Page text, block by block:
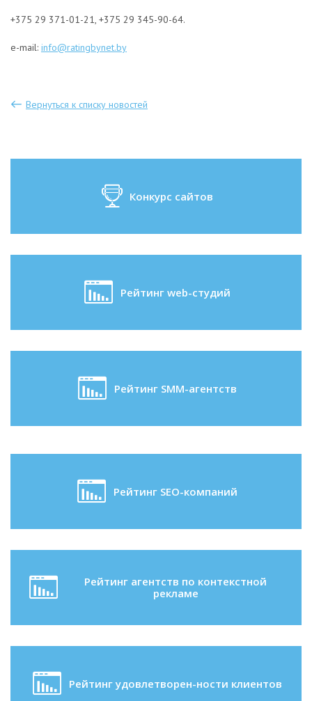
+375 29 371-01-21, +375 29 345-90-64.
e-mail: info@ratingbynet.by
Вернуться к списку новостей
Конкурс сайтов
Рейтинг web-студий
Рейтинг SMM-агентств
Рейтинг SEO-компаний
Рейтинг агентств по контекстной
рекламе
Рейтинг удовлетворен-ности клиентов